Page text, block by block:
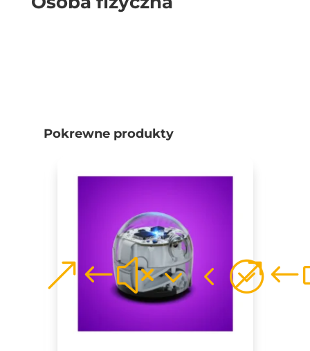
Pokrewne produkty